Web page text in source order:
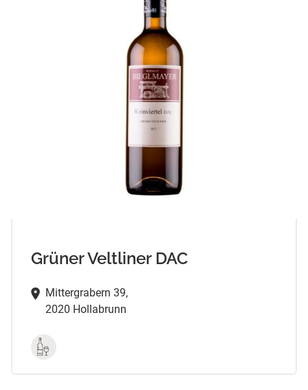
Grüner Veltliner DAC
Mittergrabern 39,
2020 Hollabrunn